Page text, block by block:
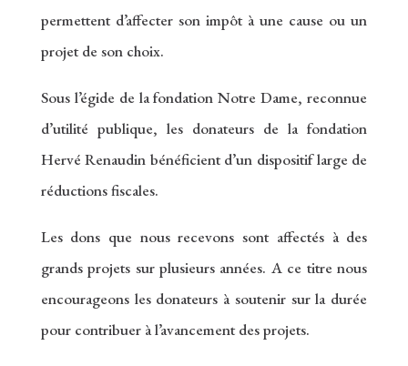
permettent d’affecter son impôt à une cause ou un
projet de son choix.
Sous l’égide de la fondation Notre Dame, reconnue
d’utilité publique, les donateurs de la fondation
Hervé Renaudin bénéficient d’un dispositif large de
réductions fiscales.
Les dons que nous recevons sont affectés à des
grands projets sur plusieurs années. A ce titre nous
encourageons les donateurs à soutenir sur la durée
pour contribuer à l’avancement des projets.